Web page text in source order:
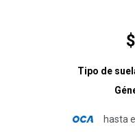
$
Tipo de
hasta